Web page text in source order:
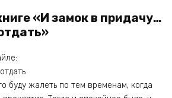
«И замок в придачу…
буду жалеть по тем временам, когда